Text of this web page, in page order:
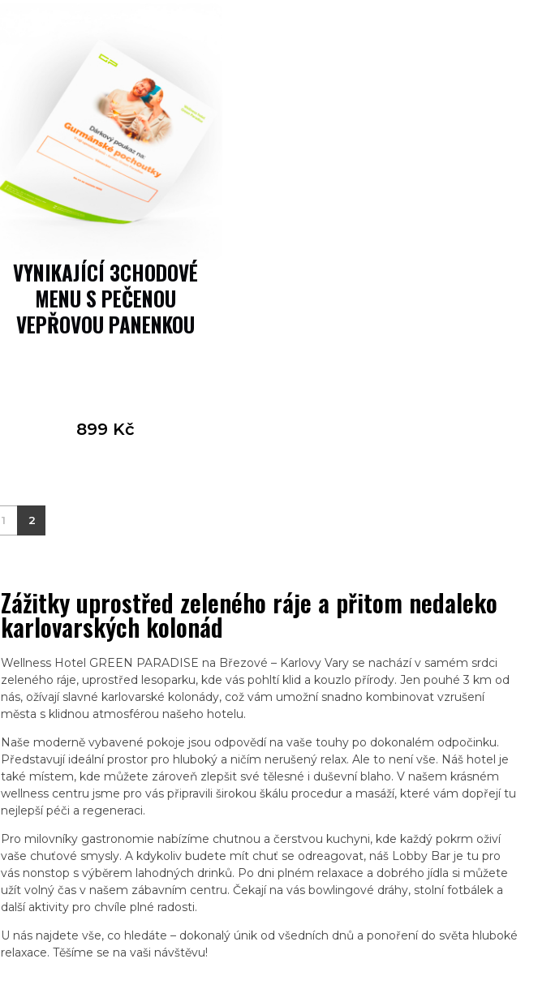
VYNIKAJÍCÍ 3CHODOVÉ
MENU S PEČENOU
VEPŘOVOU PANENKOU
899 Kč
1 2
Zážitky uprostřed zeleného ráje a přitom nedaleko
karlovarských kolonád
Wellness Hotel GREEN PARADISE na Březové – Karlovy Vary se nachází v samém srdci
zeleného ráje, uprostřed lesoparku, kde vás pohltí klid a kouzlo přírody. Jen pouhé 3 km od
nás, ožívají slavné karlovarské kolonády, což vám umožní snadno kombinovat vzrušení
města s klidnou atmosférou našeho hotelu.
Naše moderně vybavené pokoje jsou odpovědí na vaše touhy po dokonalém odpočinku.
Představují ideální prostor pro hluboký a ničím nerušený relax. Ale to není vše. Náš hotel je
také místem, kde můžete zároveň zlepšit své tělesné i duševní blaho. V našem krásném
wellness centru jsme pro vás připravili širokou škálu procedur a masáží, které vám dopřejí tu
nejlepší péči a regeneraci.
Pro milovníky gastronomie nabízíme chutnou a čerstvou kuchyni, kde každý pokrm oživí
vaše chuťové smysly. A kdykoliv budete mít chuť se odreagovat, náš Lobby Bar je tu pro
vás nonstop s výběrem lahodných drinků. Po dni plném relaxace a dobrého jídla si můžete
užít volný čas v našem zábavním centru. Čekají na vás bowlingové dráhy, stolní fotbálek a
další aktivity pro chvíle plné radosti.
U nás najdete vše, co hledáte – dokonalý únik od všedních dnů a ponoření do světa hluboké
relaxace. Těšíme se na vaši návštěvu!